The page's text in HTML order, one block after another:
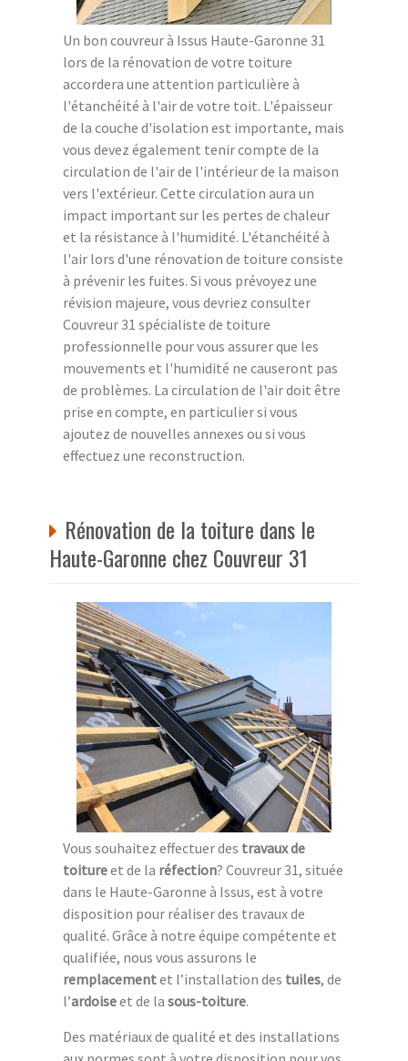
Un bon couvreur à Issus Haute-Garonne 31
lors de la rénovation de votre toiture
accordera une attention particulière à
l'étanchéité à l'air de votre toit. L'épaisseur
de la couche d'isolation est importante, mais
vous devez également tenir compte de la
circulation de l'air de l'intérieur de la maison
vers l'extérieur. Cette circulation aura un
impact important sur les pertes de chaleur
et la résistance à l'humidité. L'étanchéité à
l'air lors d'une rénovation de toiture consiste
à prévenir les fuites. Si vous prévoyez une
révision majeure, vous devriez consulter
Couvreur 31 spécialiste de toiture
professionnelle pour vous assurer que les
mouvements et l'humidité ne causeront pas
de problèmes. La circulation de l'air doit être
prise en compte, en particulier si vous
ajoutez de nouvelles annexes ou si vous
effectuez une reconstruction.
Rénovation de la toiture dans le
Haute-Garonne chez Couvreur 31
Vous souhaitez effectuer des travaux de
toitureet de la réfection? Couvreur 31, située
dans le Haute-Garonne à Issus, est à votre
disposition pour réaliser des travaux de
qualité. Grâce à notre équipe compétente et
qualifiée, nous vous assurons le
remplacementet l’installation des tuiles, de
l’ardoiseet de la sous-toiture.
Des matériaux de qualité et des installations